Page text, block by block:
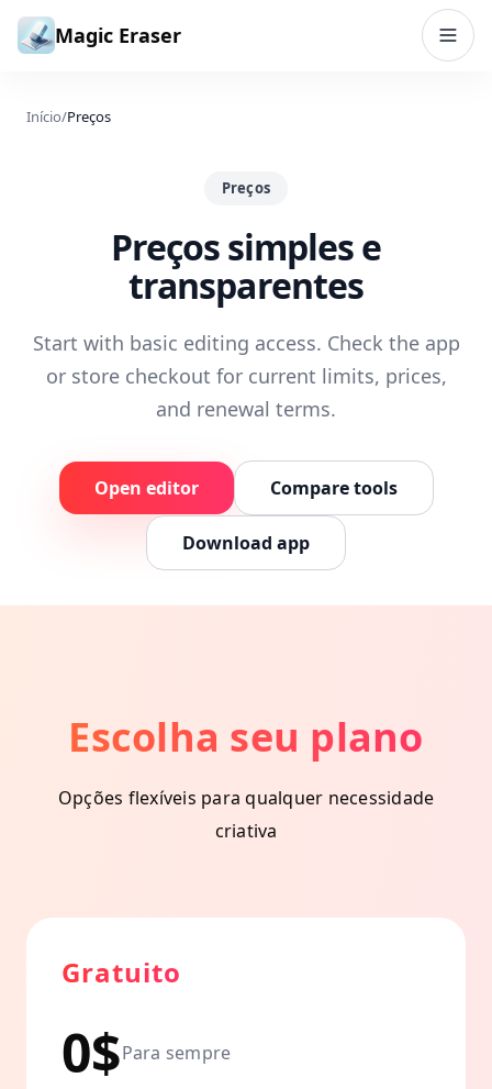
Ir para o conteúdo
Magic Eraser
Início/Preços
Preços
Preços simples e
transparentes
Start with basic editing access. Check the app
or store checkout for current limits, prices,
and renewal terms.
Open editor Compare tools
Download app
Escolha seu plano
Opções flexíveis para qualquer necessidade
criativa
Gratuito
0$Para sempre